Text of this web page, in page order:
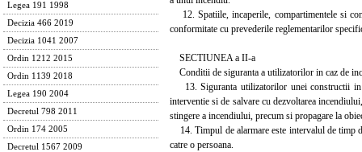
Legea 191 1998
Decizia 466 2019
Decizia 1041 2007
Ordin 1212 2015
Ordin 1139 2018
Legea 190 2004
Decretul 798 2011
Ordin 174 2005
Decretul 1567 2009
12. Spatiile, incaperile, compartimentele si
conformitate cu prevederile reglementarilor
SECTIUNEA a II-a
Conditii de siguranta a utilizatorilor in caz de
13. Siguranta utilizatorilor unei constructii in
interventie si de salvare cu dezvoltarea
stingere a incendiului, precum si propagare la
14. Timpul de alarmare este intervalul de timp
catre o persoana.